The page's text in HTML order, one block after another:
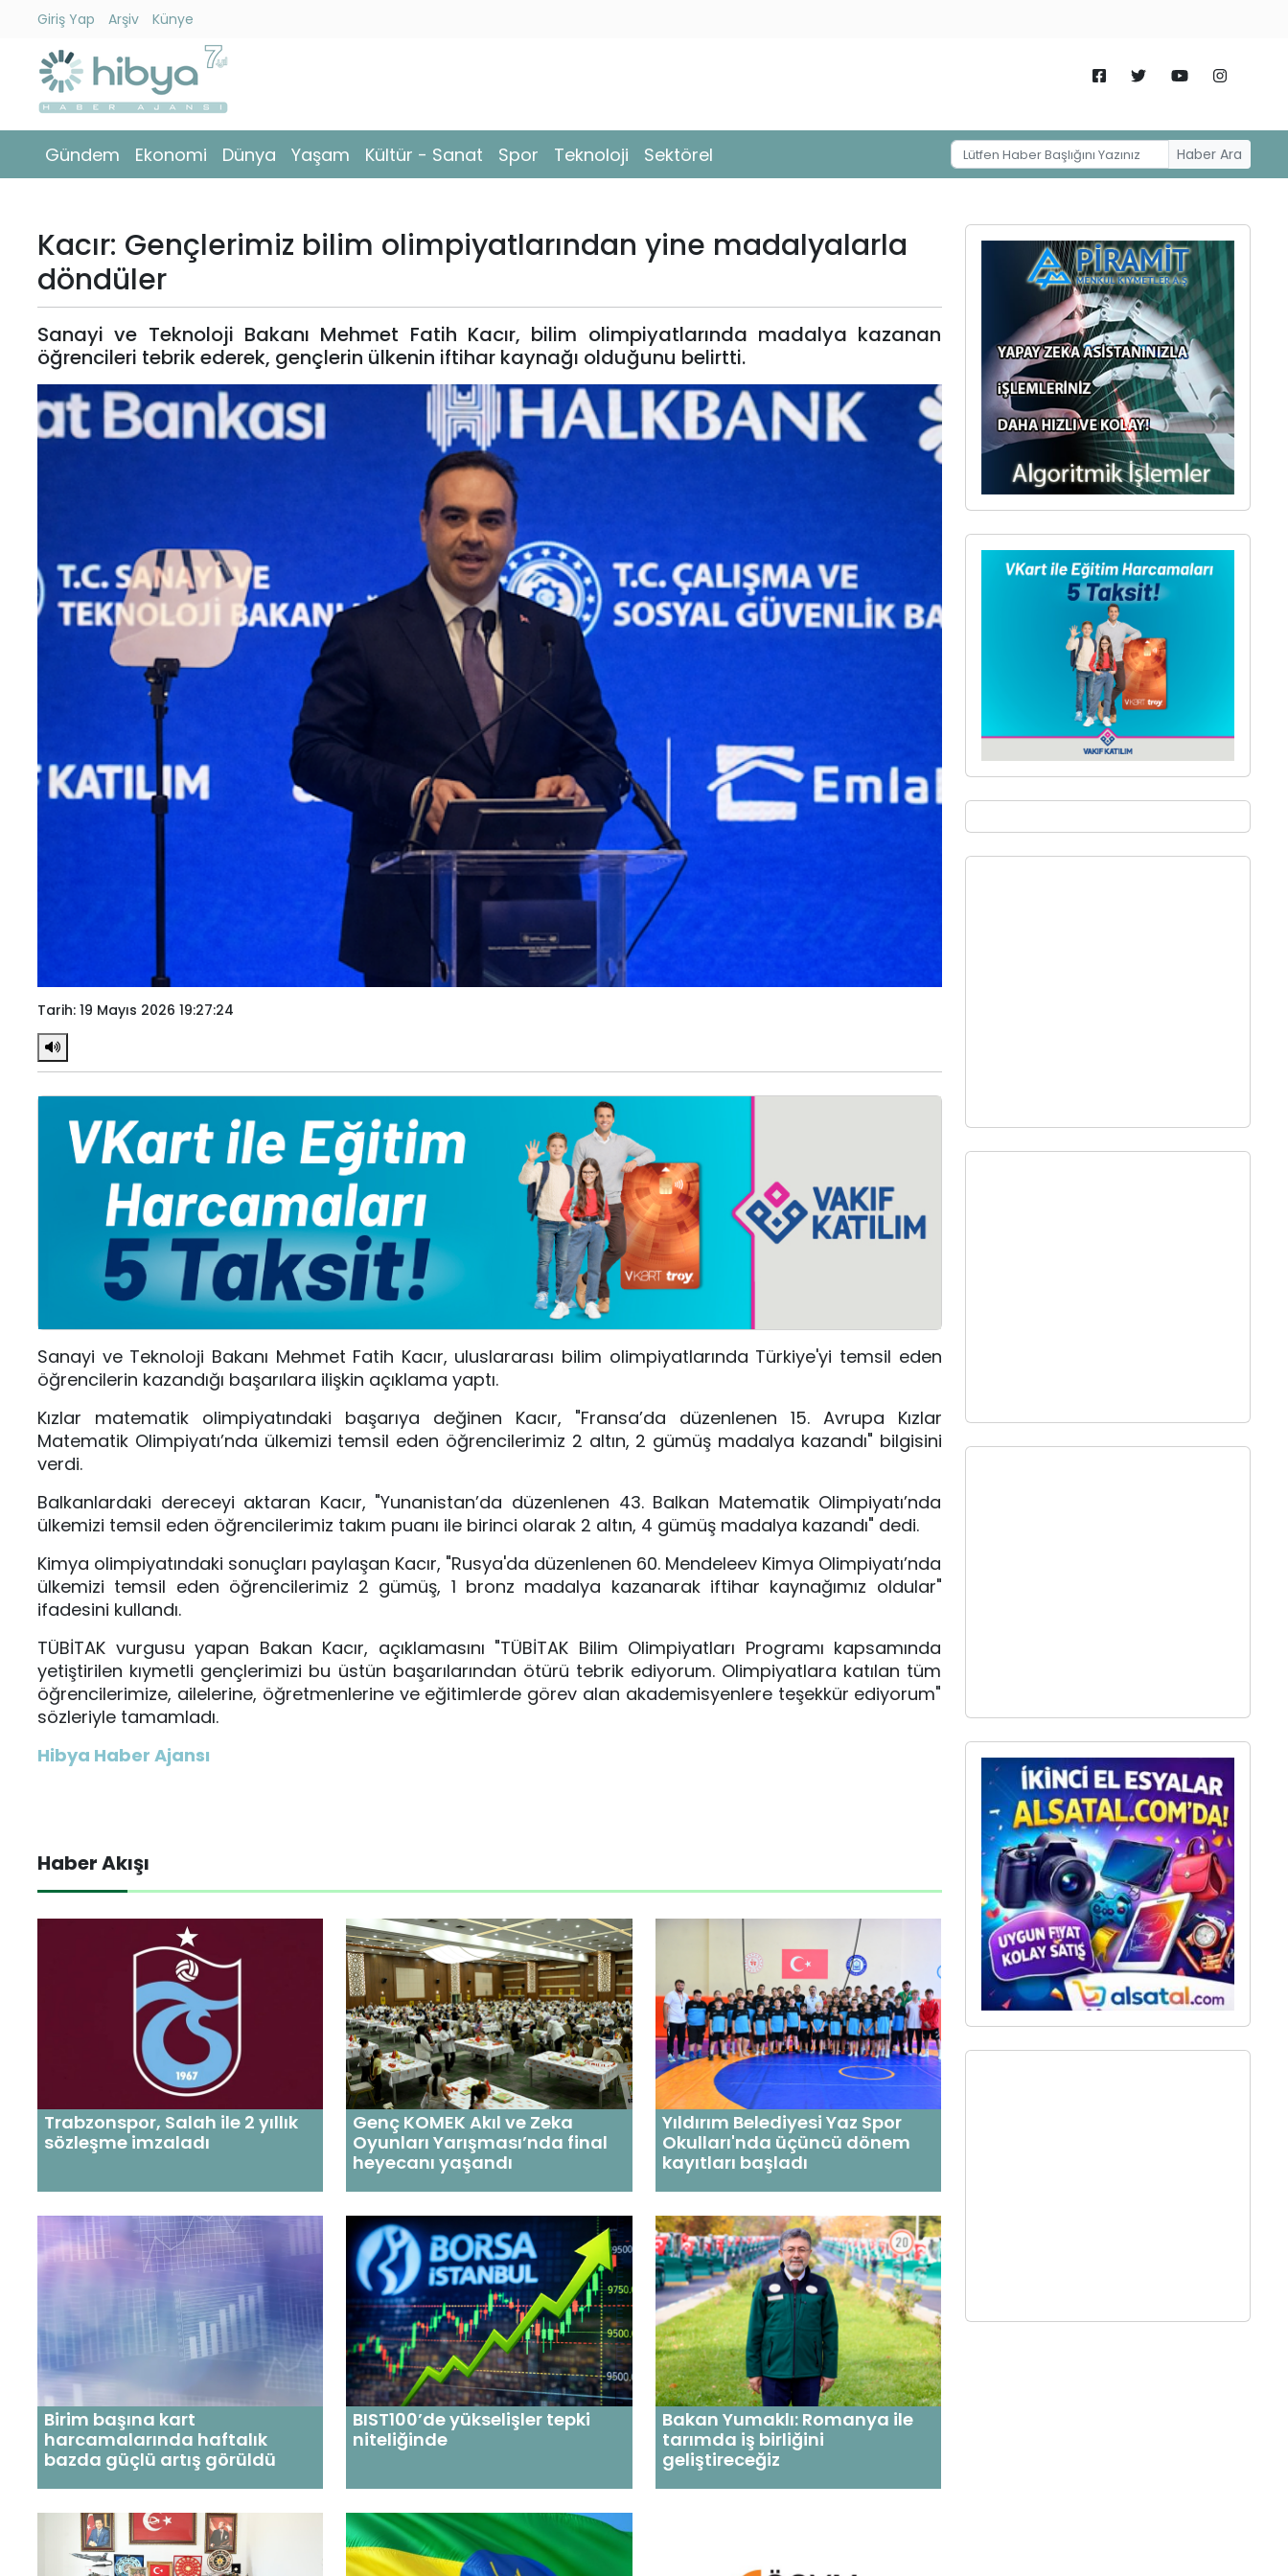
Giriş Yap Arşiv Künye
Gündem Ekonomi Dünya Yaşam Kültür - Sanat Spor Teknoloji Sektörel Haber Ara
Gündem
Ekonomi
Yaşam
Kültür
Sanat
Spor
Arşiv
Künye
Kacır: Gençlerimiz bilim olimpiyatlarından yine madalyalarla
döndüler
Sanayi ve Teknoloji Bakanı Mehmet Fatih Kacır, bilim olimpiyatlarında madalya kazanan
öğrencileri tebrik ederek, gençlerin ülkenin iftihar kaynağı olduğunu belirtti.
Tarih: 19 Mayıs 2026 19:27:24
Sanayi ve Teknoloji Bakanı Mehmet Fatih Kacır, uluslararası bilim olimpiyatlarında Türkiye'yi temsil eden
öğrencilerin kazandığı başarılara ilişkin açıklama yaptı.
Kızlar matematik olimpiyatındaki başarıya değinen Kacır, "Fransa’da düzenlenen 15. Avrupa Kızlar
Matematik Olimpiyatı’nda ülkemizi temsil eden öğrencilerimiz 2 altın, 2 gümüş madalya kazandı" bilgisini
verdi.
Balkanlardaki dereceyi aktaran Kacır, "Yunanistan’da düzenlenen 43. Balkan Matematik Olimpiyatı’nda
ülkemizi temsil eden öğrencilerimiz takım puanı ile birinci olarak 2 altın, 4 gümüş madalya kazandı" dedi.
Kimya olimpiyatındaki sonuçları paylaşan Kacır, "Rusya'da düzenlenen 60. Mendeleev Kimya Olimpiyatı’nda
ülkemizi temsil eden öğrencilerimiz 2 gümüş, 1 bronz madalya kazanarak iftihar kaynağımız oldular"
ifadesini kullandı.
TÜBİTAK vurgusu yapan Bakan Kacır, açıklamasını "TÜBİTAK Bilim Olimpiyatları Programı kapsamında
yetiştirilen kıymetli gençlerimizi bu üstün başarılarından ötürü tebrik ediyorum. Olimpiyatlara katılan tüm
öğrencilerimize, ailelerine, öğretmenlerine ve eğitimlerde görev alan akademisyenlere teşekkür ediyorum"
sözleriyle tamamladı.
Hibya Haber Ajansı
Haber Akışı
Trabzonspor, Salah ile 2 yıllık
sözleşme imzaladı
Genç KOMEK Akıl ve Zeka
Oyunları Yarışması’nda final
heyecanı yaşandı
Yıldırım Belediyesi Yaz Spor
Okulları'nda üçüncü dönem
kayıtları başladı
Birim başına kart
harcamalarında haftalık
bazda güçlü artış görüldü
BIST100’de yükselişler tepki
niteliğinde
Bakan Yumaklı: Romanya ile
tarımda iş birliğini
geliştireceğiz